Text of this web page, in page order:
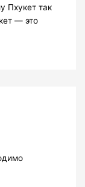
Пхукет так
— это